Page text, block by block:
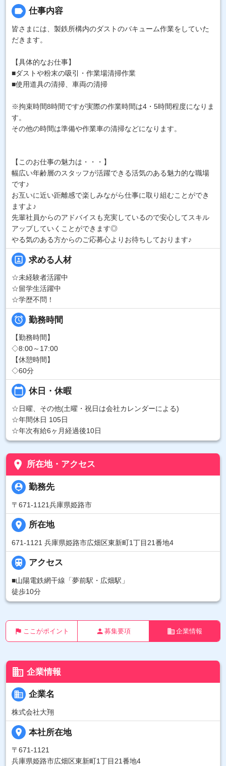
label 仕事内容
皆さまには、製鉄所構内のダストのバキューム作業をしていた
だきます。
【具体的なお仕事】
■ダストや粉末の吸引・作業場清掃作業
■使用道具の清掃、車両の清掃
※拘束時間8時間ですが実際の作業時間は4・5時間程度になりま
す。
その他の時間は準備や作業車の清掃などになります。
【このお仕事の魅力は・・・】
幅広い年齢層のスタッフが活躍できる活気のある魅力的な職場
です♪
お互いに近い距離感で楽しみながら仕事に取り組むことができ
ますよ♪
先輩社員からのアドバイスも充実しているので安心してスキル
アップしていくことができます◎
やる気のある方からのご応募心よりお待ちしております♪
portrait 求める人材
☆未経験者活躍中
☆留学生活躍中
☆学歴不問！
 勤務時間
【勤務時間】
◇8:00～17:00
【休憩時間】
◇60分
calendar_today 休日・休暇
☆日曜、その他(土曜・祝日は会社カレンダーによる)
☆年間休日 105日
☆年次有給6ヶ月経過後10日
place 所在地・アクセス
person_pin 勤務先
〒671-1121兵庫県姫路市
place 所在地
671-1121 兵庫県姫路市広畑区東新町1丁目21番地4
 アクセス
■山陽電鉄網干線「夢前駅・広畑駅」
徒歩10分
flag ここがポイント person 募集要項 business 企業情報
business 企業情報
business 企業名
株式会社大翔
place 本社所在地
〒671-1121
兵庫県姫路市広畑区東新町1丁目21番地4